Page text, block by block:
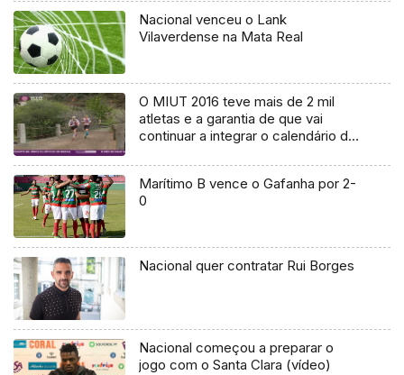
Nacional venceu o Lank
Vilaverdense na Mata Real
O MIUT 2016 teve mais de 2 mil
atletas e a garantia de que vai
continuar a integrar o calendário do
Marítimo B vence o Gafanha por 2-
0
Nacional quer contratar Rui Borges
Nacional começou a preparar o
jogo com o Santa Clara (vídeo)